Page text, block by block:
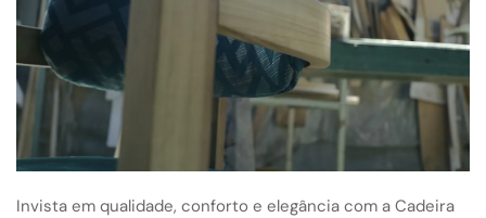
Invista em qualidade, conforto e elegância com a Cadeira